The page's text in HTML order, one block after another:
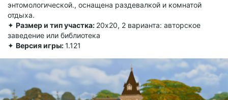
энтомологической., оснащена раздевалкой и комнатой
отдыха.
✦ Размер и тип участка: 20х20, 2 варианта: авторское
заведение или библиотека
✦ Версия игры:1.121